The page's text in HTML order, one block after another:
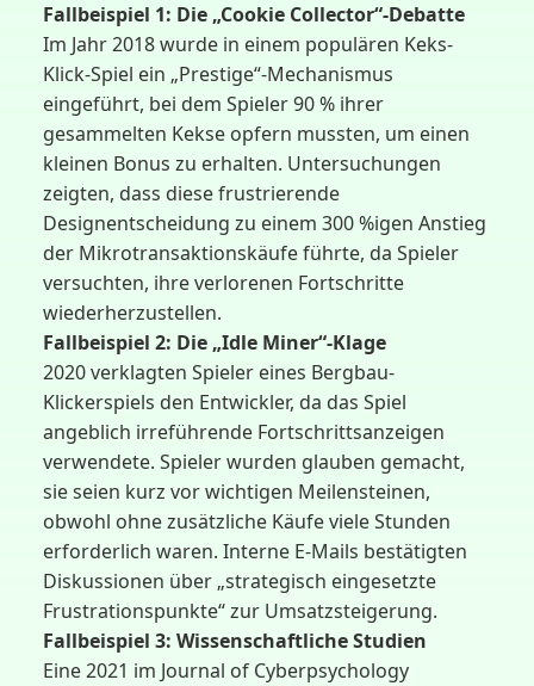
Fallbeispiel 1: Die „Cookie Collector“-Debatte
Im Jahr 2018 wurde in einem populären Keks-
Klick-Spiel ein „Prestige“-Mechanismus
eingeführt, bei dem Spieler 90 % ihrer
gesammelten Kekse opfern mussten, um einen
kleinen Bonus zu erhalten. Untersuchungen
zeigten, dass diese frustrierende
Designentscheidung zu einem 300 %igen Anstieg
der Mikrotransaktionskäufe führte, da Spieler
versuchten, ihre verlorenen Fortschritte
wiederherzustellen.
Fallbeispiel 2: Die „Idle Miner“-Klage
2020 verklagten Spieler eines Bergbau-
Klickerspiels den Entwickler, da das Spiel
angeblich irreführende Fortschrittsanzeigen
verwendete. Spieler wurden glauben gemacht,
sie seien kurz vor wichtigen Meilensteinen,
obwohl ohne zusätzliche Käufe viele Stunden
erforderlich waren. Interne E-Mails bestätigten
Diskussionen über „strategisch eingesetzte
Frustrationspunkte“ zur Umsatzsteigerung.
Fallbeispiel 3: Wissenschaftliche Studien
Eine 2021 im Journal of Cyberpsychology